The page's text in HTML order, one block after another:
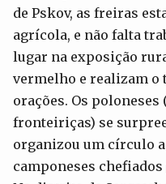
de Pskov, as freiras
agrícola, e não falta
lugar na exposição
vermelho e realizam o
orações. Os
fronteiriças) se
organizou um círculo
camponeses